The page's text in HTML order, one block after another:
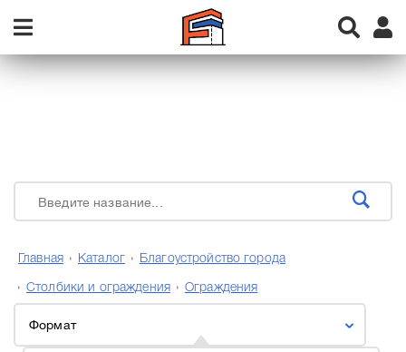
Главная Каталог Благоустройство города
Столбики и ограждения Ограждения
Формат